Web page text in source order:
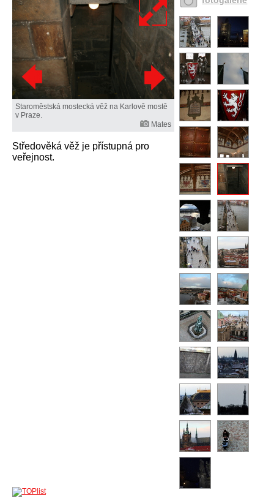
Staroměstská mostecká věž na Karlově mostě
v Praze.
Mates
Středověká věž je přístupná pro
veřejnost.